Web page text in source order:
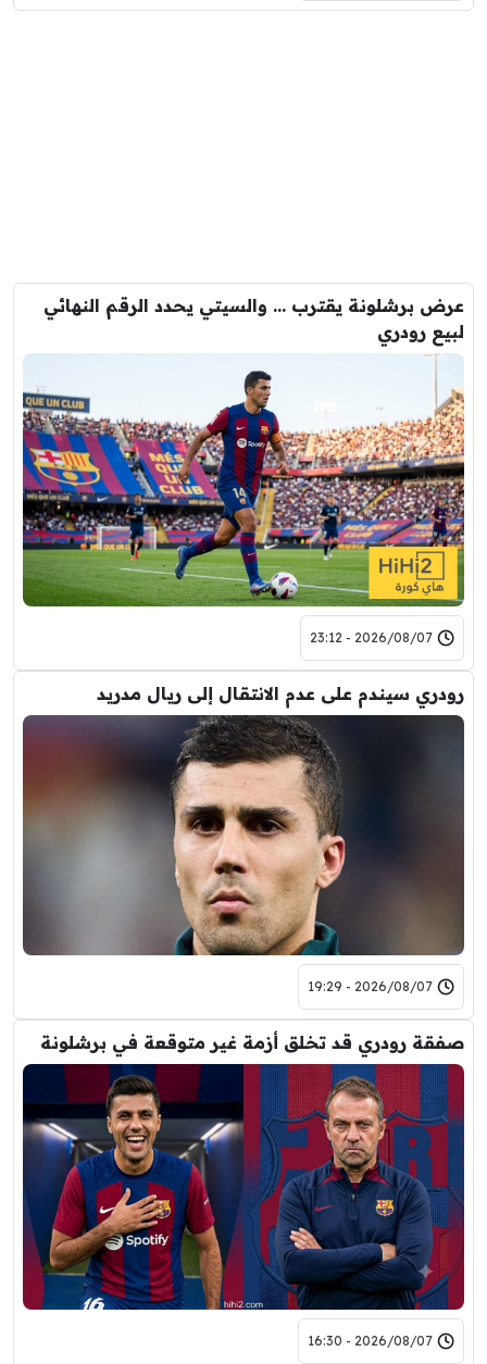
عرض برشلونة يقترب … والسيتي يحدد الرقم النهائي
لبيع رودري
2026/08/07 - 23:12
رودري سيندم على عدم الانتقال إلى ريال مدريد
2026/08/07 - 19:29
صفقة رودري قد تخلق أزمة غير متوقعة في برشلونة
2026/08/07 - 16:30